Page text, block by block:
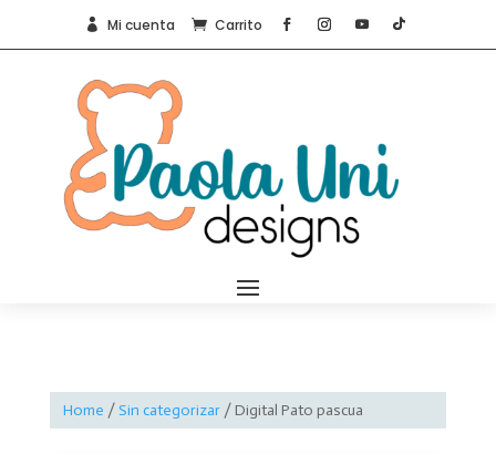
 Mi cuenta  Carrito
Home /Sin categorizar/ Digital Pato pascua